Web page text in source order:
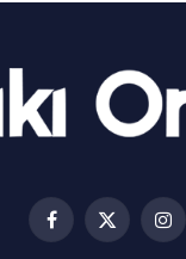
Βριλήσσια:
τζαμαρία και
Facebook
X